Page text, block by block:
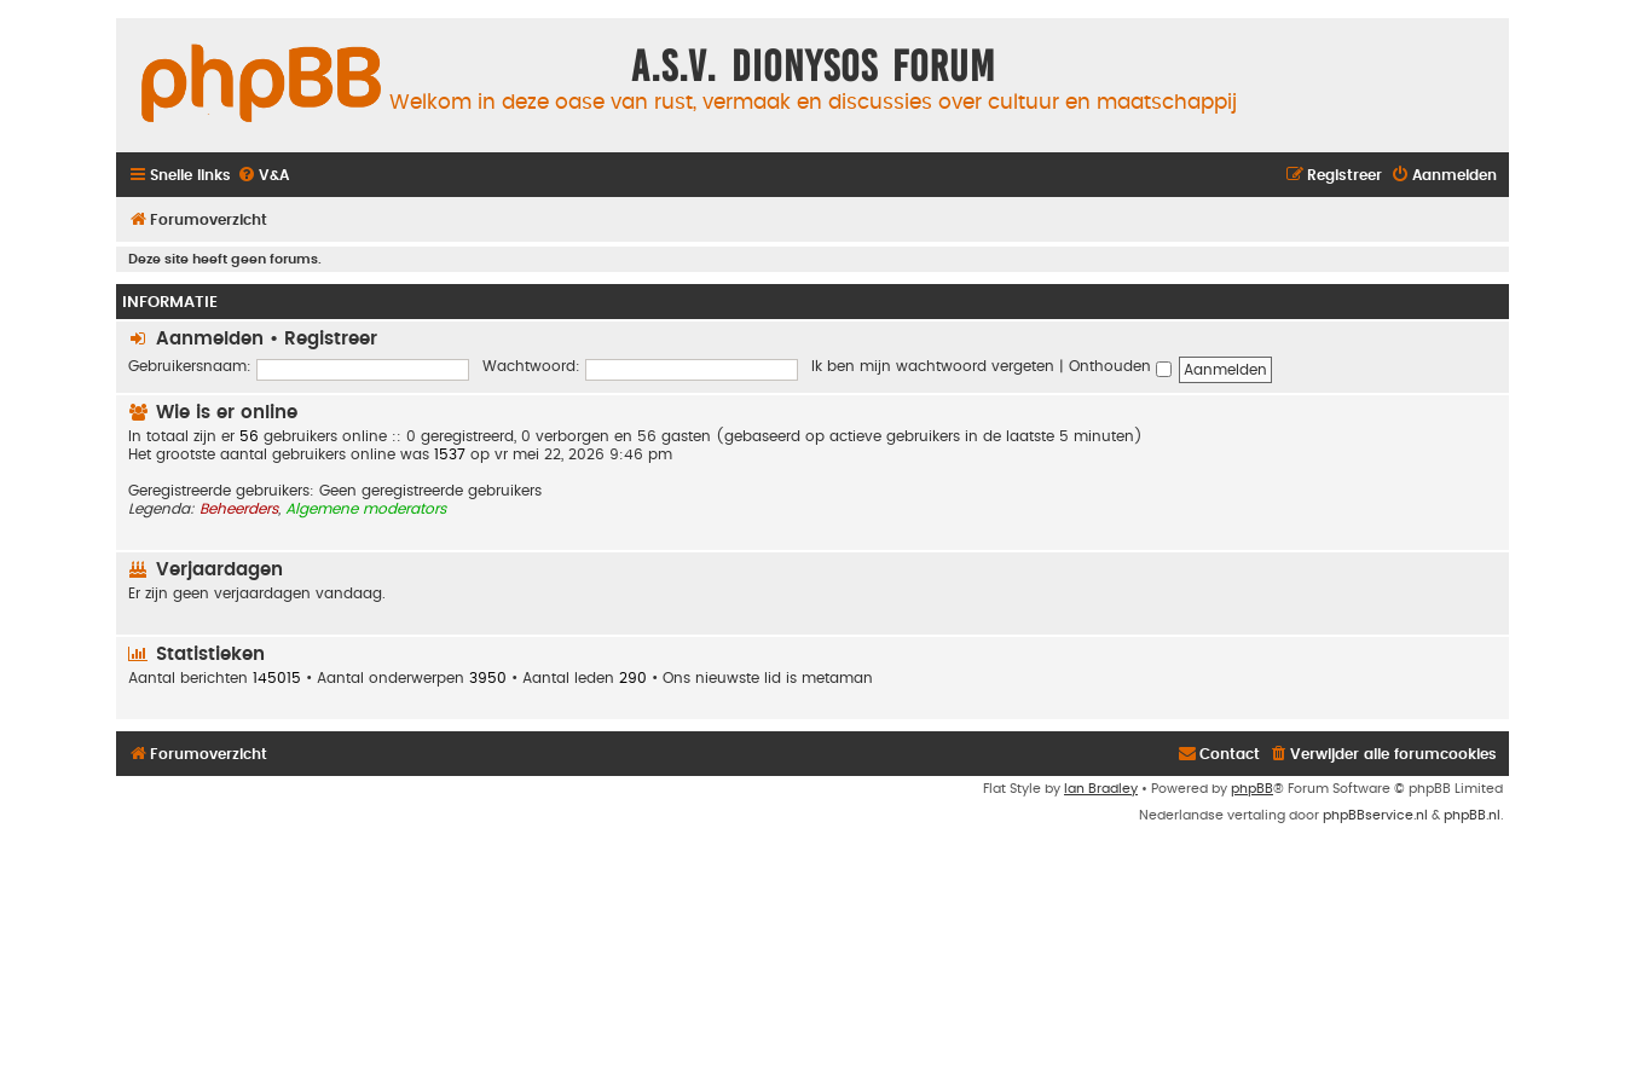
A.S.V. Dionysos Forum
Welkom in deze oase van rust, vermaak en discussies over cultuur en maatschappij
Snelle links V&A Aanmelden
Registreer
Forumoverzicht
Deze site heeft geen forums.
INFORMATIE
Aanmelden • Registreer
Gebruikersnaam: Wachtwoord: Ik ben mijn wachtwoord vergeten Onthouden
Wie is er online
In totaal zijn er 56 gebruikers online :: 0 geregistreerd, 0 verborgen en 56 gasten (gebaseerd op actieve gebruikers in de laatste 5 minuten)
Het grootste aantal gebruikers online was 1537 op vr mei 22, 2026 9:46 pm
Geregistreerde gebruikers: Geen geregistreerde gebruikers
Legenda: Beheerders, Algemene moderators
Verjaardagen
Er zijn geen verjaardagen vandaag.
Statistieken
Aantal berichten 145015 • Aantal onderwerpen 3950 • Aantal leden 290 • Ons nieuwste lid is metaman
Forumoverzicht Verwijder alle forumcookies
Contact
Flat Style by Ian Bradley • Powered by phpBB® Forum Software © phpBB Limited
Nederlandse vertaling door phpBBservice.nl & phpBB.nl